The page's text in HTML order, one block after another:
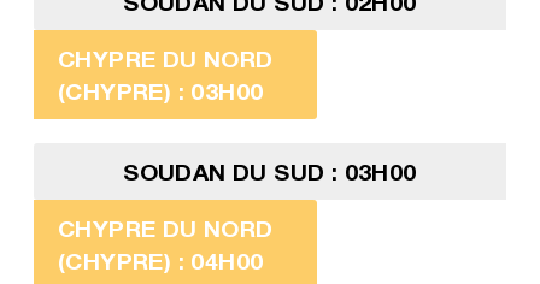
CHYPRE DU NORD
(CHYPRE) : 03H00
SOUDAN DU SUD : 03H00
CHYPRE DU NORD
(CHYPRE) : 04H00